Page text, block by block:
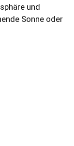
und
Sonne oder